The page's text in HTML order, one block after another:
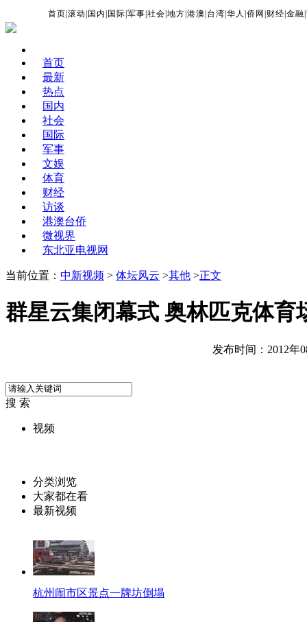
首页 |滚动 国内 国际 |军事 |社会 |地方 |港澳 台湾 |华人 |侨网 财经 |金融 |
首页
最新
热点
国内
社会
国际
军事
文娱
体育
财经
访谈
港澳台侨
微视界
东北亚电视网
当前位置： 中新视频 > 体坛风云 >其他 >正文
群星云集闭幕式 奥林匹克体育
发布时间：2012年
搜 索
视频
分类浏览
大家都在看
最新视频
杭州闹市区景点一牌坊倒塌